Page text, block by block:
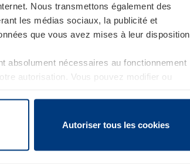
Nous transmettons également des
les médias sociaux, la publicité et
que vous avez mises à leur disposition
absolument nécessaires au fonctionnement
autorisation. Vous pouvez modifier ou
Autoriser tous les cookies